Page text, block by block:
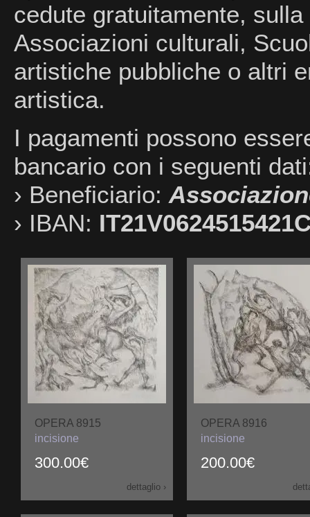
cedute gratuitamente,
Associazioni culturali,
artistiche pubbliche o altri
artistica.
I pagamenti possono
bancario con i seguenti
› Beneficiario:
› IBAN:
OPERA 8915
300.00€
incisione
dettaglio ›
OPERA 8916
200.00€
incisione